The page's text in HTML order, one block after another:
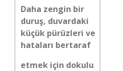
Daha zengin bir
duruş, duvardaki
küçük pürüzleri ve
hataları bertaraf
etmek için dokulu